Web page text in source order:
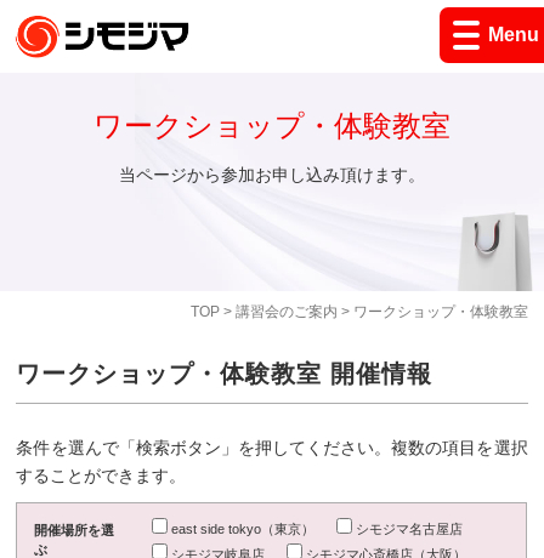
Menu
TOP> 講習会のご案内 > ワークショップ・体験教室
ワークショップ・体験教室
当ページから参加お申し込み頂けます。
ワークショップ・体験教室 開催情報
条件を選んで「検索ボタン」を押してください。複数の項目を選択
することができます。
開催場所を選
ぶ
east side tokyo（東京）
シモジマ名古屋店
シモジマ岐阜店
シモジマ心斎橋店（大阪）